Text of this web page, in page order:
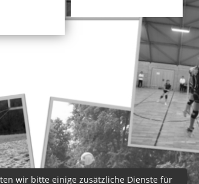
wir bitte einige zusätzliche Dienste für